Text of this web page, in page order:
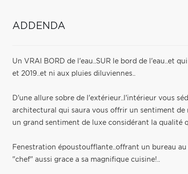
ADDENDA
Un VRAI BORD de l'eau..SUR le bord de l'eau..et
et 2019..et ni aux pluies diluviennes..
D'une allure sobre de l'extérieur..l'intérieur vous
architectural qui saura vous offrir un sentiment
un grand sentiment de luxe considérant la qualité
Fenestration époustoufflante..offrant un bureau
"chef" aussi grace a sa magnifique cuisine!..